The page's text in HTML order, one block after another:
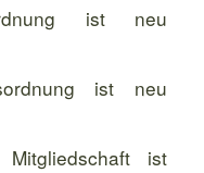
ist neu
ist neu
ist